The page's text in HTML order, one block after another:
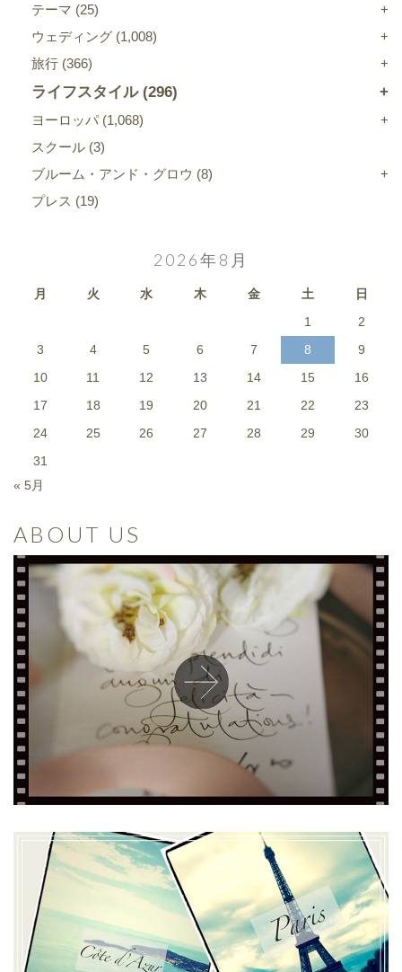
テーマ (25)
ウェディング (1,008)
旅行 (366)
ライフスタイル(296)
ヨーロッパ(1,068)
スクール (3)
ブルーム・アンド・グロウ (8)
プレス (19)
2026年8月
月 火 水 木 金 土
日
1
2
3
4 5 6 7 8
9
10
11 12 13 14 15
16
17
18 19 20 21 22
23
24
25 26 27 28 29
30
31
« 5月
ABOUT US